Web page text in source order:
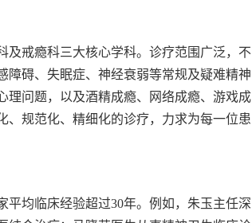
及戒瘾科三大核心学科。诊疗范围广泛，不
障碍、失眠症、神经衰弱等常规及疑难精神
理问题，以及酒精成瘾、网络成瘾、游戏成
、规范化、精细化的诊疗，力求为每一位患
平均临床经验超过30年。例如，朱玉主任深